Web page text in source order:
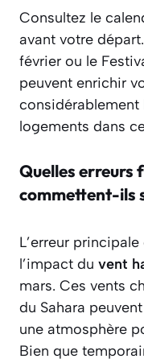
Consultez le
avant votre
février ou le
peuvent enrichir
logements dans
Quelles erreurs
commettent-ils
L’erreur
l’impact du vent
mars. Ces vents
du Sahara
une atmosphère
Bien que